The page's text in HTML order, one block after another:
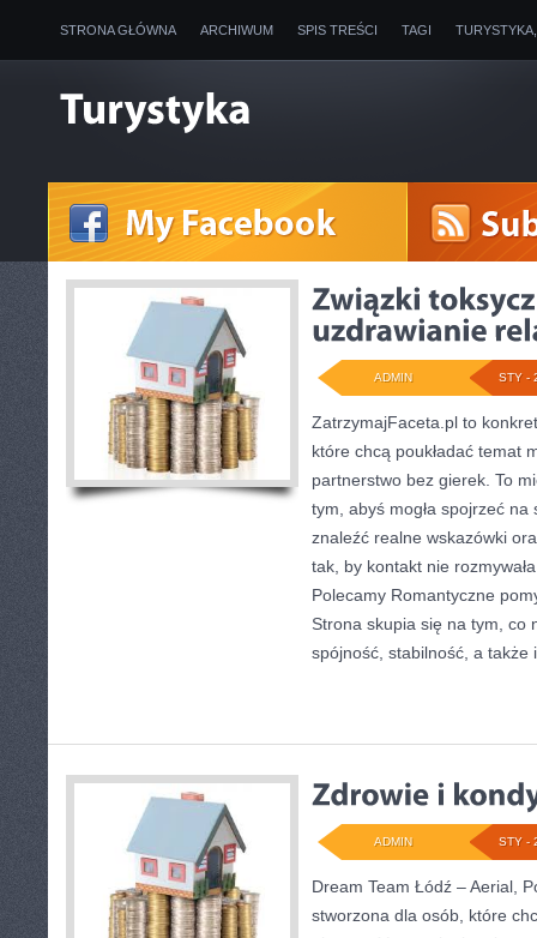
STRONA GŁÓWNA ARCHIWUM SPIS TREŚCI TAGI
STY -
ADMIN
ZatrzymajFaceta.pl to
które chcą poukładać temat
partnerstwo bez gierek. To
tym, abyś mogła spojrzeć
znaleźć realne wskazówki
tak, by kontakt nie
Polecamy Romantyczne
Strona skupia się na tym, co
spójność, stabilność, a także
STY -
ADMIN
Dream Team Łódź – Aerial,
stworzona dla osób, które